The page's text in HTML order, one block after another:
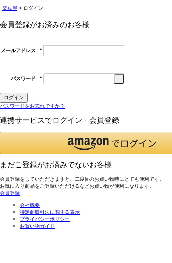
楽豆屋 ログイン
会員登録がお済みのお客様
メールアドレス
(必
パスワード
ログイン
パスワードをお忘れですか？
連携サービスでログイン・会員登録
まだご登録がお済みでないお客様
会員登録をしていただきますと、二度目のお買い物時にとても便利です。
お気に入り商品をご登録いただけるなどお買い物が便利になります。
会員登録
会社概要
特定商取引法に関する表示
プライバシーポリシー
お買い物ガイド